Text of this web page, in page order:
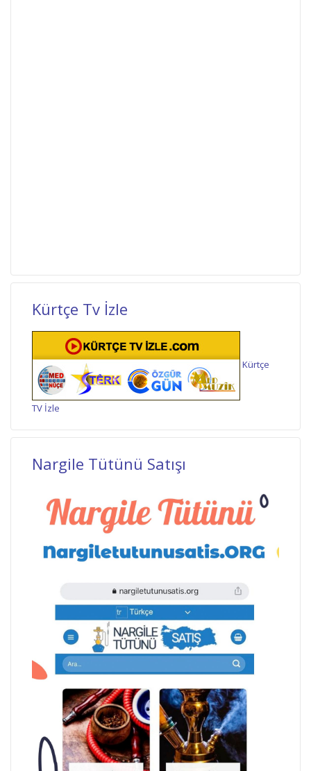
Kürtçe Tv İzle
Kürtçe
TV İzle
Nargile Tütünü Satışı